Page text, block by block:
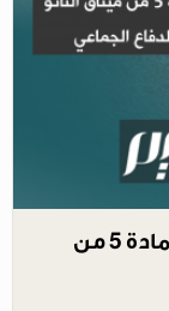
فيدان عن "اتفاقية مكة": مطابقة للمادة 5 من